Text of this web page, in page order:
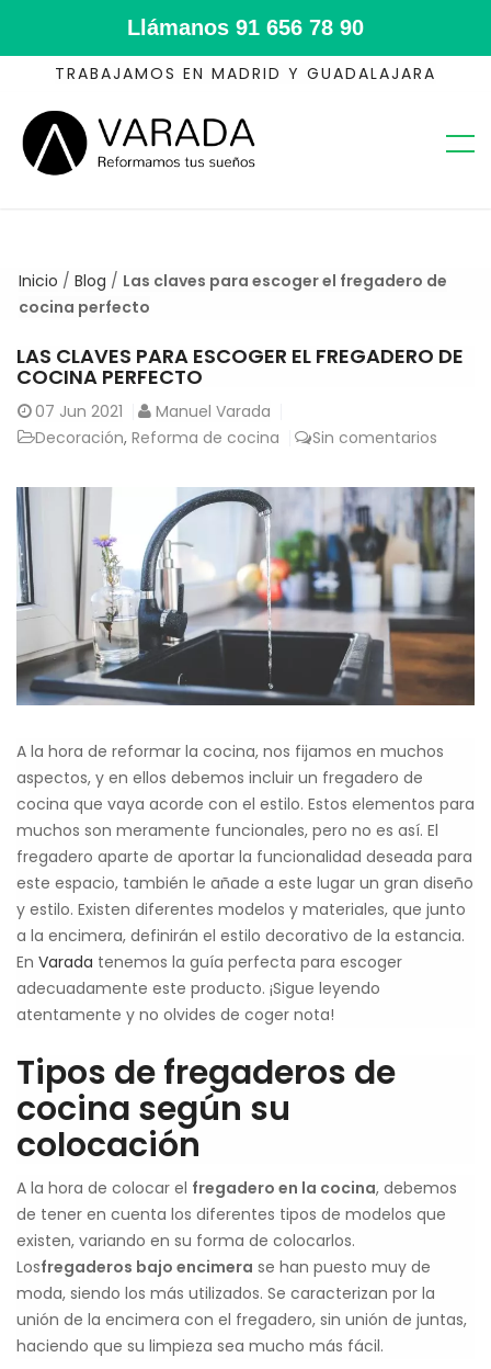
Llámanos 91 656 78 90
TRABAJAMOS EN MADRID Y GUADALAJARA
Inicio / Blog / Las claves para escoger el fregadero de
cocina perfecto
LAS CLAVES PARA ESCOGER EL FREGADERO DE
COCINA PERFECTO
07 Jun 2021
Manuel Varada
Decoración, Reforma de cocina Sin comentarios
A la hora de reformar la cocina, nos fijamos en muchos
aspectos, y en ellos debemos incluir un fregadero de
cocina que vaya acorde con el estilo. Estos elementos para
muchos son meramente funcionales, pero no es así. El
fregadero aparte de aportar la funcionalidad deseada para
este espacio, también le añade a este lugar un gran diseño
y estilo. Existen diferentes modelos y materiales, que junto
a la encimera, definirán el estilo decorativo de la estancia.
En Varada tenemos la guía perfecta para escoger
adecuadamente este producto. ¡Sigue leyendo
atentamente y no olvides de coger nota!
Tipos de fregaderos de
cocina según su
colocación
A la hora de colocar el fregadero en la cocina, debemos
de tener en cuenta los diferentes tipos de modelos que
existen, variando en su forma de colocarlos.
Losfregaderos bajo encimera se han puesto muy de
moda, siendo los más utilizados. Se caracterizan por la
unión de la encimera con el fregadero, sin unión de juntas,
haciendo que su limpieza sea mucho más fácil.